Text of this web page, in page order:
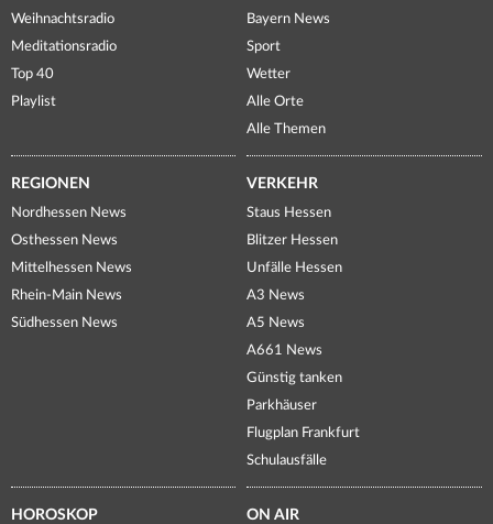
Weihnachtsradio
Meditationsradio
Top 40
Playlist
Bayern News
Sport
Wetter
Alle Orte
Alle Themen
REGIONEN
Nordhessen News
Osthessen News
Mittelhessen News
Rhein-Main News
Südhessen News
VERKEHR
Staus Hessen
Blitzer Hessen
Unfälle Hessen
A3 News
A5 News
A661 News
Günstig tanken
Parkhäuser
Flugplan Frankfurt
Schulausfälle
HOROSKOP ON AIR